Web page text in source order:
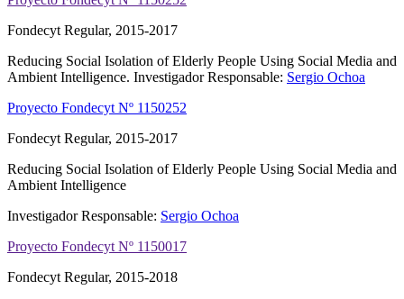
Fondecyt Regular, 2015-2017
Reducing Social Isolation of Elderly People Using Social Media and
Ambient Intelligence. Investigador Responsable: Sergio Ochoa
Proyecto Fondecyt Nº 1150252
Fondecyt Regular, 2015-2017
Reducing Social Isolation of Elderly People Using Social Media and
Ambient Intelligence
Investigador Responsable: Sergio Ochoa
Proyecto Fondecyt Nº 1150017
Fondecyt Regular, 2015-2018